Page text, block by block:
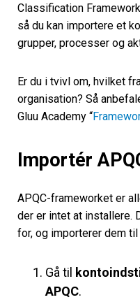
Classification
så du kan importere et
grupper, processer og
Er du i tvivl om, hvilket
organisation? Så
Gluu Academy “
Importér
APQC-frameworket er
der er intet at installere.
for, og importerer dem
Gå til
APQC.